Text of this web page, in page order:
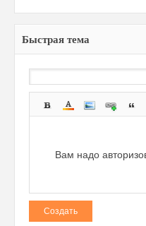
Быстрая тема
Вам надо
Создать